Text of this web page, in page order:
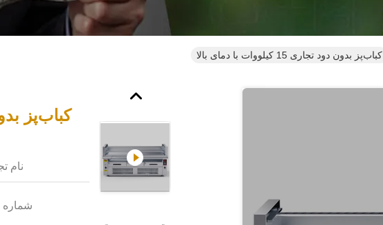
کباب‌پز بدون دود تجاری 15 کیلووات با دمای بالا
کباب‌پز بدون دود
نام